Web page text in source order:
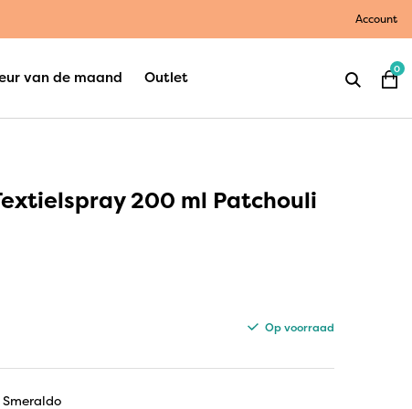
Account
van de maand Outlet 0
200 ml Patchouli
Op voorraad